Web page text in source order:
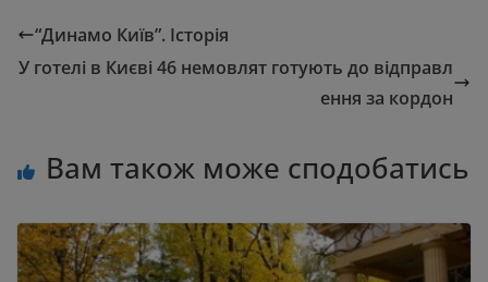
“Динамо Київ”. Історія
У готелі в Києві 46 немовлят готують до відправл
ення за кордон
Вам також може сподобатись